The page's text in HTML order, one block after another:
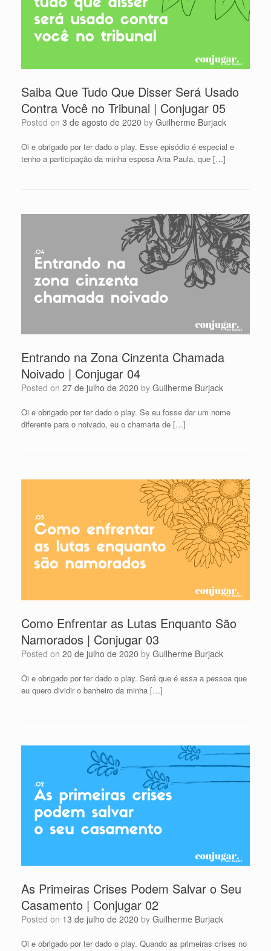
Saiba Que Tudo Que Disser Será Usado
Contra Você no Tribunal | Conjugar 05
Posted on 3 de agosto de 2020 by Guilherme Burjack
Oi e obrigado por ter dado o play. Esse episódio é especial e
tenho a participação da minha esposa Ana Paula, que […]
Entrando na Zona Cinzenta Chamada
Noivado | Conjugar 04
Posted on 27 de julho de 2020 by Guilherme Burjack
Oi e obrigado por ter dado o play. Se eu fosse dar um nome
diferente para o noivado, eu o chamaria de […]
Como Enfrentar as Lutas Enquanto São
Namorados | Conjugar 03
Posted on 20 de julho de 2020 by Guilherme Burjack
Oi e obrigado por ter dado o play. Será que é essa a pessoa que
eu quero dividir o banheiro da minha […]
As Primeiras Crises Podem Salvar o Seu
Casamento | Conjugar 02
Posted on 13 de julho de 2020 by Guilherme Burjack
Oi e obrigado por ter dado o play. Quando as primeiras crises no